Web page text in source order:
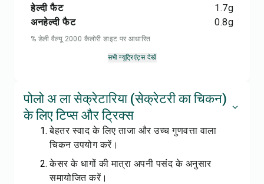
हेल्दी फैट
1.7g
अनहेल्दी फैट
0.8g
% डेली वैल्यू 2000 कैलोरी डाइट पर आधारित
सभी न्यूट्रिएंट्स देखें
पोलो अ ला सेक्रेटारिया (सेक्रेटरी का चिकन)
के लिए टिप्स और ट्रिक्स
बेहतर स्वाद के लिए ताजा और उच्च गुणवत्ता वाला
चिकन उपयोग करें।
केसर के धागों की मात्रा अपनी पसंद के अनुसार
समायोजित करें।